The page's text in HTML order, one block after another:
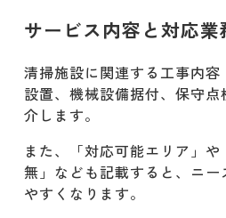
サービス内容と対応業
清掃施設に関連する工事内
設置、機械設備据付、保守
介します。
また、「対応可能エリア」
無」なども記載すると、ニー
やすくなります。